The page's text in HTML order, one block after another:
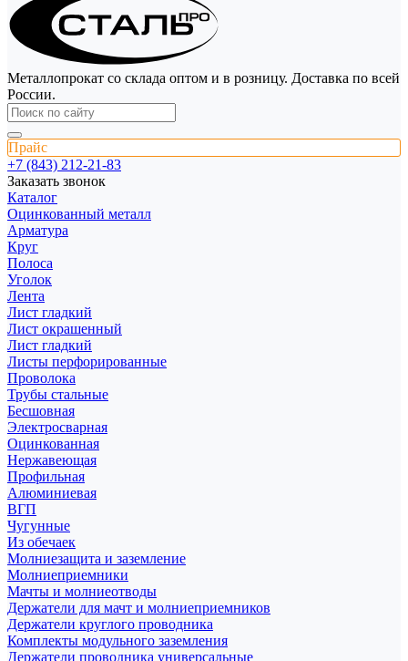
Металлопрокат со склада оптом и в розницу. Доставка по всей
России.
Прайс
+7 (843) 212-21-83
Заказать звонок
Каталог
Оцинкованный металл
Арматура
Круг
Полоса
Уголок
Лента
Лист гладкий
Лист окрашенный
Лист гладкий
Листы перфорированные
Проволока
Трубы стальные
Бесшовная
Электросварная
Оцинкованная
Нержавеющая
Профильная
Алюминиевая
ВГП
Чугунные
Из обечаек
Молниезащита и заземление
Молниеприемники
Мачты и молниеотводы
Держатели для мачт и молниеприемников
Держатели круглого проводника
Комплекты модульного заземления
Держатели проводника универсальные